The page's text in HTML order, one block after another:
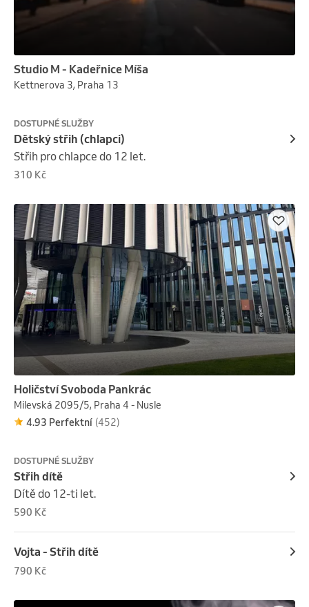
Studio M - Kadeřnice Míša
Kettnerova 3, Praha 13
DOSTUPNÉ SLUŽBY
Dětský střih (chlapci)
Střih pro chlapce do 12 let.
310 Kč
Holičství Svoboda Pankrác
Milevská 2095/5, Praha 4 - Nusle
4.93 Perfektní (452)
DOSTUPNÉ SLUŽBY
Střih dítě
Dítě do 12-ti let.
590 Kč
Vojta - Střih dítě
790 Kč